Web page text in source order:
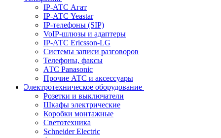
IP-АТС Агат
IP-АТС Yeastar
IP-телефоны (SIP)
VoIP-шлюзы и адаптеры
IP-АТС Ericsson-LG
Системы записи разговоров
Телефоны, факсы
АТС Panasonic
Прочие АТС и аксессуары
Электротехническое оборудование
Розетки и выключатели
Шкафы электрические
Коробки монтажные
Светотехника
Schneider Electric